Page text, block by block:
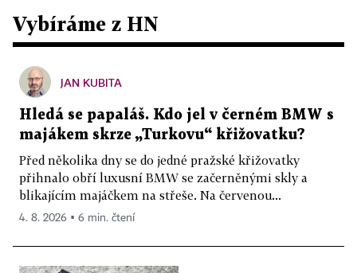
Vybíráme z HN
JAN KUBITA
Hledá se papaláš. Kdo jel v černém BMW s
majákem skrze „Turkovu“ křižovatku?
Před několika dny se do jedné pražské křižovatky
přihnalo obří luxusní BMW se začerněnými skly a
blikajícím majáčkem na střeše. Na červenou...
4. 8. 2026 ▪ 6 min. čtení